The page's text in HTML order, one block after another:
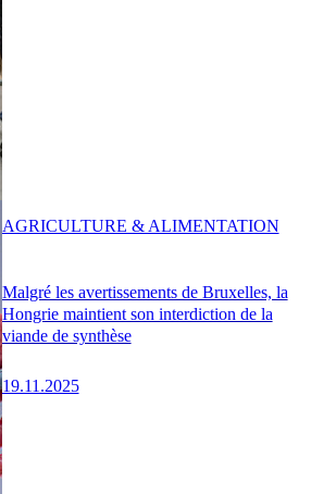
Malgré les avertissements de Bruxelles, la
Hongrie maintient son interdiction de la
viande de synthèse
19.11.2025
AGRICULTURE & ALIMENTATION